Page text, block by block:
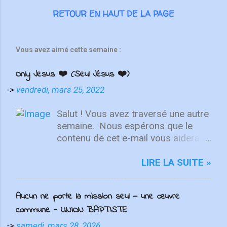
RETOUR EN HAUT DE LA PAGE
Vous avez aimé cette semaine :
Only Jesus ❤️ (Seul Jésus ❤️)
-> vendredi, mars 25, 2022
Salut ! Vous avez traversé une autre
semaine. ⁣ Nous espérons que le
contenu de cet e-mail vous aidera à
Quelle que soit la semaine que vous
une nouvelle chance de se détendre
et de se reposer en Lui. "Puisque
vous êtes ressuscités avec Christ,
LIRE LA SUITE »
Aucun ne porte la mission seul — une œuvre
commune - UNION BAPTISTE